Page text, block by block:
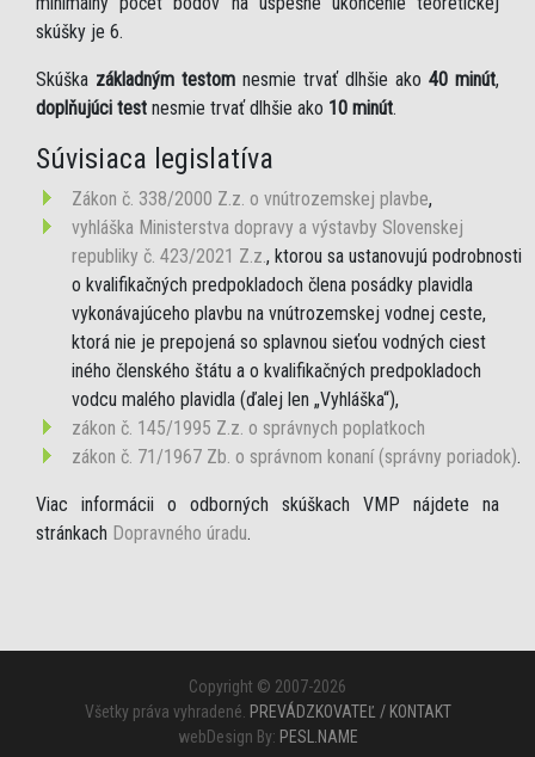
skúšky je 6.
Skúška základným testom nesmie trvať dlhšie ako 40 minút,
doplňujúci test nesmie trvať dlhšie ako 10 minút.
Súvisiaca legislatíva
Zákon č. 338/2000 Z.z. o vnútrozemskej plavbe,
vyhláška Ministerstva dopravy a výstavby Slovenskej
republiky č. 423/2021 Z.z., ktorou sa ustanovujú podrobnosti
o kvalifikačných predpokladoch člena posádky plavidla
vykonávajúceho plavbu na vnútrozemskej vodnej ceste,
ktorá nie je prepojená so splavnou sieťou vodných ciest
iného členského štátu a o kvalifikačných predpokladoch
vodcu malého plavidla (ďalej len „Vyhláška“),
zákon č. 145/1995 Z.z. o správnych poplatkoch
zákon č. 71/1967 Zb. o správnom konaní (správny poriadok).
Viac informácii o odborných skúškach VMP nájdete na
stránkach Dopravného úradu.
Copyright © 2007-2026
Všetky práva vyhradené. PREVÁDZKOVATEĽ / KONTAKT
webDesign By: PESL.NAME